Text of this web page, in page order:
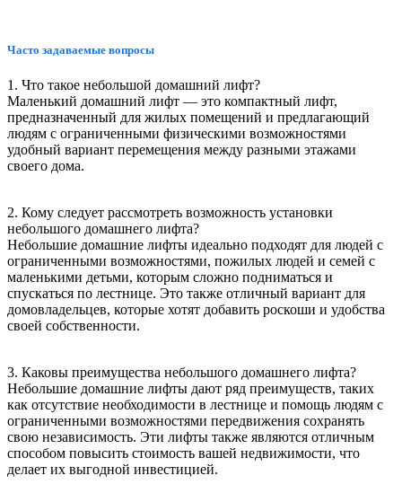
Часто задаваемые вопросы
1. Что такое небольшой домашний лифт?
Маленький домашний лифт — это компактный лифт,
предназначенный для жилых помещений и предлагающий
людям с ограниченными физическими возможностями
удобный вариант перемещения между разными этажами
своего дома.
2. Кому следует рассмотреть возможность установки
небольшого домашнего лифта?
Небольшие домашние лифты идеально подходят для людей с
ограниченными возможностями, пожилых людей и семей с
маленькими детьми, которым сложно подниматься и
спускаться по лестнице. Это также отличный вариант для
домовладельцев, которые хотят добавить роскоши и удобства
своей собственности.
3. Каковы преимущества небольшого домашнего лифта?
Небольшие домашние лифты дают ряд преимуществ, таких
как отсутствие необходимости в лестнице и помощь людям с
ограниченными возможностями передвижения сохранять
свою независимость. Эти лифты также являются отличным
способом повысить стоимость вашей недвижимости, что
делает их выгодной инвестицией.